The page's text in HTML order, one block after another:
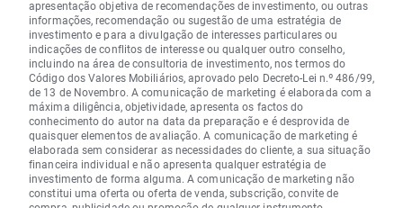
apresentação objetiva de recomendações de investimento, ou outras
informações, recomendação ou sugestão de uma estratégia de
investimento e para a divulgação de interesses particulares ou
indicações de conflitos de interesse ou qualquer outro conselho,
incluindo na área de consultoria de investimento, nos termos do
Código dos Valores Mobiliários, aprovado pelo Decreto-Lei n.º 486/99,
de 13 de Novembro. A comunicação de marketing é elaborada com a
máxima diligência, objetividade, apresenta os factos do
conhecimento do autor na data da preparação e é desprovida de
quaisquer elementos de avaliação. A comunicação de marketing é
elaborada sem considerar as necessidades do cliente, a sua situação
financeira individual e não apresenta qualquer estratégia de
investimento de forma alguma. A comunicação de marketing não
constitui uma oferta ou oferta de venda, subscrição, convite de